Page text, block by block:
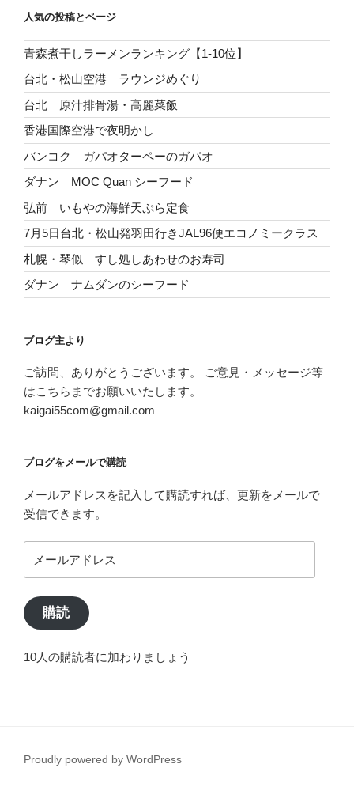
人気の投稿とページ
青森煮干しラーメンランキング【1-10位】
台北・松山空港 ラウンジめぐり
台北 原汁排骨湯・高麗菜飯
香港国際空港で夜明かし
バンコク ガパオターペーのガパオ
ダナン MOC Quan シーフード
弘前 いもやの海鮮天ぷら定食
7月5日台北・松山発羽田行きJAL96便エコノミークラス
札幌・琴似 すし処しあわせのお寿司
ダナン ナムダンのシーフード
ブログ主より
ご訪問、ありがとうございます。 ご意見・メッセージ等
はこちらまでお願いいたします。
kaigai55com@gmail.com
ブログをメールで購読
メールアドレスを記入して購読すれば、更新をメールで
受信できます。
ー
ア
ド
ス
購読
10人の購読者に加わりましょう
Proudly powered by WordPress